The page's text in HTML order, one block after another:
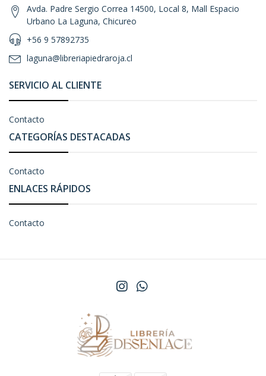
Avda. Padre Sergio Correa 14500, Local 8, Mall Espacio
Urbano La Laguna, Chicureo
+56 9 57892735
laguna@libreriapiedraroja.cl
SERVICIO AL CLIENTE
Contacto
CATEGORÍAS DESTACADAS
Contacto
ENLACES RÁPIDOS
Contacto